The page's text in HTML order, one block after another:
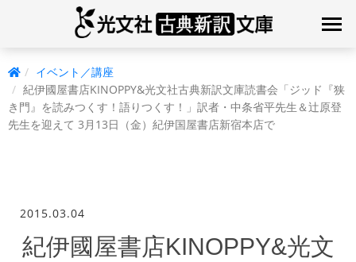
イベント／講座
紀伊國屋書店KINOPPY&光文社古典新訳文庫読書会「ジッド『狭
き門』を読みつくす！語りつくす！」訳者・中条省平先生＆辻原登
先生を迎えて 3月13日（金）紀伊国屋書店新宿本店で
2015.03.04
紀伊國屋書店KINOPPY&光文